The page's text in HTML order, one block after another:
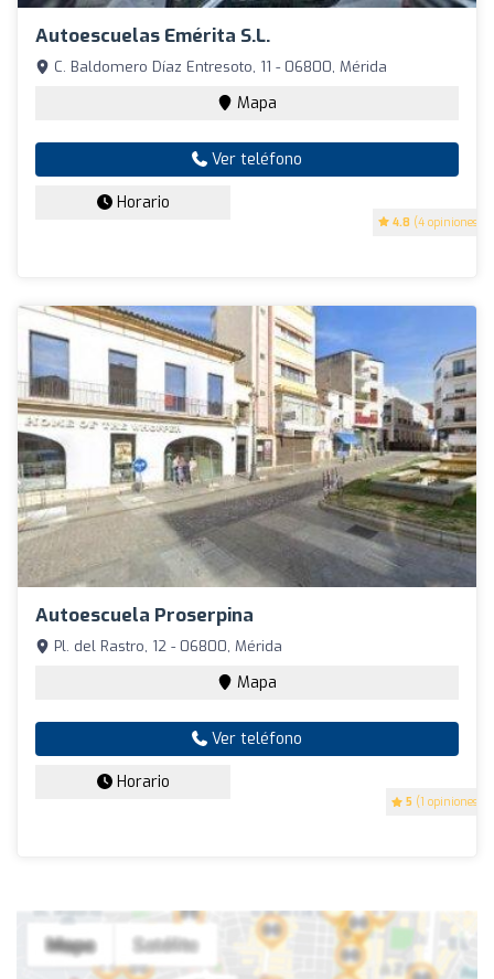
Autoescuelas Emérita S.L.
4.8 (4 opiniones)
C. Baldomero Díaz Entresoto, 11 - 06800, Mérida
Mapa
Ver teléfono
Horario
Autoescuela Proserpina
5 (1 opiniones)
Pl. del Rastro, 12 - 06800, Mérida
Mapa
Ver teléfono
Horario